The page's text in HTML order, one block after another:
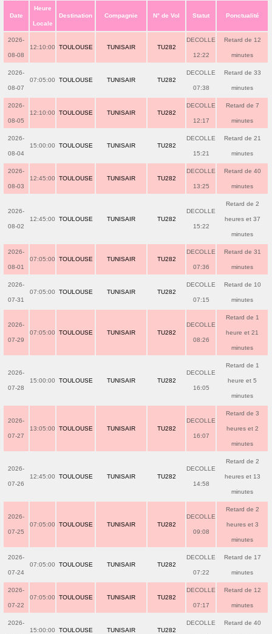
Date
Heure
Locale
Destination Compagnie N° de Vol Statut Ponctualité
2026-
08-08
12:10:00 TOULOUSE TUNISAIR TU282
DECOLLE
12:22
Retard de 12
minutes
2026-
08-07
07:05:00 TOULOUSE TUNISAIR TU282
DECOLLE
07:38
Retard de 33
minutes
2026-
08-05
12:10:00 TOULOUSE TUNISAIR TU282
DECOLLE
12:17
Retard de 7
minutes
2026-
08-04
15:00:00 TOULOUSE TUNISAIR TU282
DECOLLE
15:21
Retard de 21
minutes
2026-
08-03
12:45:00 TOULOUSE TUNISAIR TU282
DECOLLE
13:25
Retard de 40
minutes
2026-
08-02
12:45:00 TOULOUSE TUNISAIR TU282
DECOLLE
15:22
Retard de 2
heures et 37
minutes
2026-
08-01
07:05:00 TOULOUSE TUNISAIR TU282
DECOLLE
07:36
Retard de 31
minutes
2026-
07-31
07:05:00 TOULOUSE TUNISAIR TU282
DECOLLE
07:15
Retard de 10
minutes
2026-
07-29
07:05:00 TOULOUSE TUNISAIR TU282
DECOLLE
08:26
Retard de 1
heure et 21
minutes
2026-
07-28
15:00:00 TOULOUSE TUNISAIR TU282
DECOLLE
16:05
Retard de 1
heure et 5
minutes
2026-
07-27
13:05:00 TOULOUSE TUNISAIR TU282
DECOLLE
16:07
Retard de 3
heures et 2
minutes
2026-
07-26
12:45:00 TOULOUSE TUNISAIR TU282
DECOLLE
14:58
Retard de 2
heures et 13
minutes
2026-
07-25
07:05:00 TOULOUSE TUNISAIR TU282
DECOLLE
09:08
Retard de 2
heures et 3
minutes
2026-
07-24
07:05:00 TOULOUSE TUNISAIR TU282
DECOLLE
07:22
Retard de 17
minutes
2026-
07-22
07:05:00 TOULOUSE TUNISAIR TU282
DECOLLE
07:17
Retard de 12
minutes
2026-
15:00:00 TOULOUSE TUNISAIR TU282
DECOLLE Retard de 40